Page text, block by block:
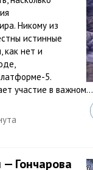
Никому из
истинные
как нет и
5.
участие в важном...
Гончарова